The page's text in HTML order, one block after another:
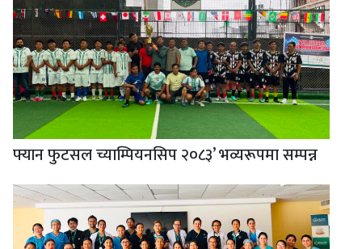
फ्यान फुटसल च्याम्पियनसिप २०८३’ भव्यरूपमा सम्पन्न